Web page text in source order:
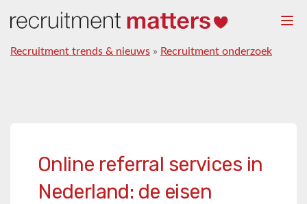
Recruitment trends & nieuws » Recruitment onderzoek
Online referral services in
Nederland: de eisen